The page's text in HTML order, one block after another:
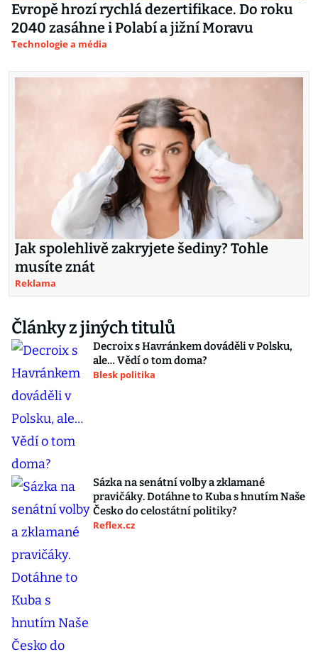
Evropě hrozí rychlá dezertifikace. Do roku
2040 zasáhne i Polabí a jižní Moravu
Technologie a média
Jak spolehlivě zakryjete šediny? Tohle
musíte znát
Reklama
Články z jiných titulů
Decroix s Havránkem dováděli v Polsku,
ale… Vědí o tom doma?
Blesk politika
Sázka na senátní volby a zklamané
pravičáky. Dotáhne to Kuba s hnutím Naše
Česko do celostátní politiky?
Reflex.cz